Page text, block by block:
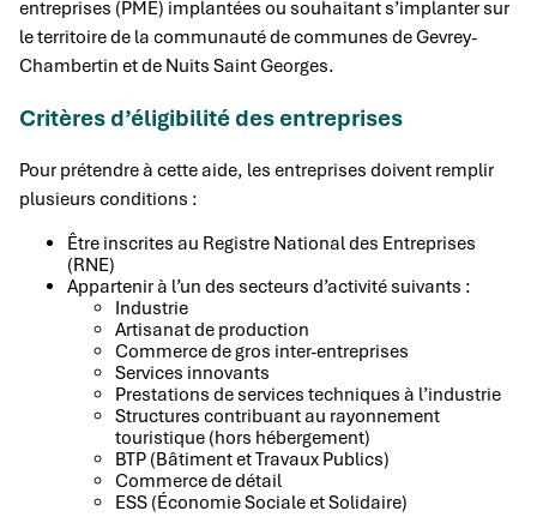
entreprises (PME) implantées ou souhaitant s’implanter sur
le territoire de la communauté de communes de Gevrey-
Chambertin et de Nuits Saint Georges.
Critères d’éligibilité des entreprises
Pour prétendre à cette aide, les entreprises doivent remplir
plusieurs conditions :
Être inscrites au Registre National des Entreprises
(RNE)
Appartenir à l’un des secteurs d’activité suivants :
Industrie
Artisanat de production
Commerce de gros inter-entreprises
Services innovants
Prestations de services techniques à l’industrie
Structures contribuant au rayonnement
touristique (hors hébergement)
BTP (Bâtiment et Travaux Publics)
Commerce de détail
ESS (Économie Sociale et Solidaire)